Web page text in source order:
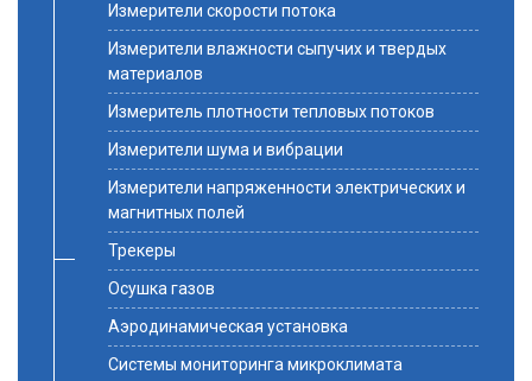
Измерители скорости потока
Измерители влажности сыпучих и твердых
материалов
Измеритель плотности тепловых потоков
Измерители шума и вибрации
Измерители напряженности электрических и
магнитных полей
Трекеры
Осушка газов
Аэродинамическая установка
Системы мониторинга микроклимата